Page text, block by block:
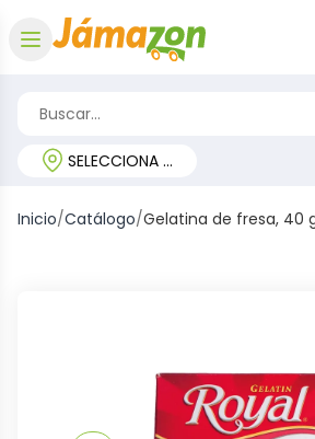
SELECCIONA TU REGIÓN
Inicio/Catálogo/Gelatina de fresa, 40